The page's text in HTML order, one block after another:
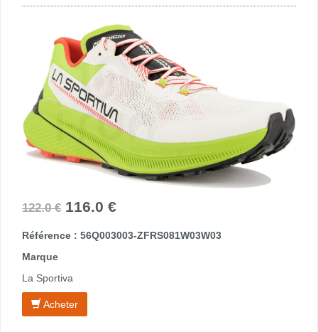
122.0 € 116.0 €
Référence : 56Q003003-ZFRS081W03W03
Marque
La Sportiva
Acheter